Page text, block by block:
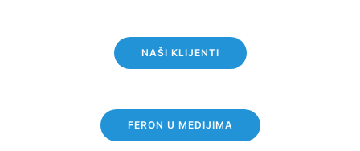
NAŠI KLIJENTI
FERON U MEDIJIMA